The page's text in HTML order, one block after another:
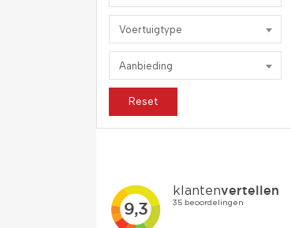
Voertuigtype
Aanbieding
Reset